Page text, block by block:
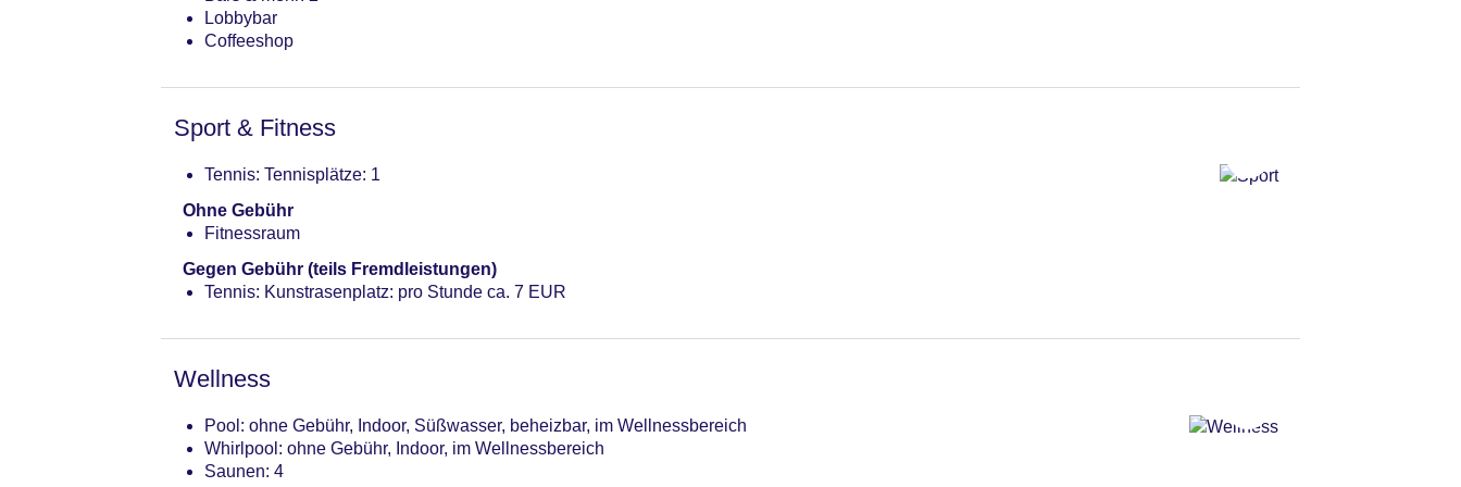
Lobbybar
Coffeeshop
Sport & Fitness
Tennis: Tennisplätze: 1
Ohne Gebühr
Fitnessraum
Gegen Gebühr (teils Fremdleistungen)
Tennis: Kunstrasenplatz: pro Stunde ca. 7 EUR
Wellness
Pool: ohne Gebühr, Indoor, Süßwasser, beheizbar, im Wellnessbereich
Whirlpool: ohne Gebühr, Indoor, im Wellnessbereich
Saunen: 4